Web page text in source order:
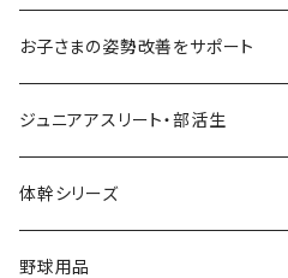
履くだけBダッシュ
インナーシャツ
インナーパンツ
お子さまの姿勢改善をサポート
重心ソックス | ショート
重心ソックス | ロング
ジュニアアスリート・部活生
体幹シリーズ
野球用品